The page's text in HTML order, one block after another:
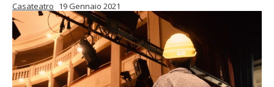
Casateatro 19 Gennaio 2021